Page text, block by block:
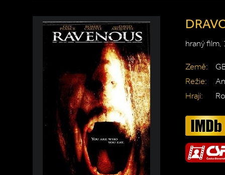
hraný film,
Země:
Režie:
Hrají: